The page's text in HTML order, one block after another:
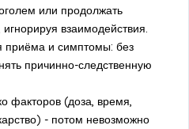
или продолжать
взаимодействия.
приёма и симптомы: без
причинно-следственную
факторов (доза, время,
- потом невозможно